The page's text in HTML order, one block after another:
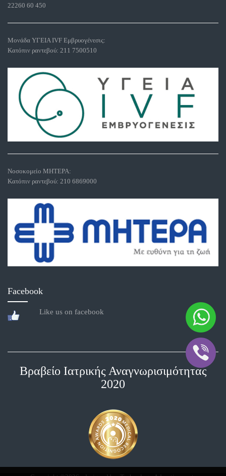
22260 60 450
Μονάδα ΥΓΕΙΑ IVF Εμβρυογένεσις:
Κατόπιν ραντεβού: 211 7500510
Νοσοκομείο ΜΗΤΕΡΑ:
Κατόπιν ραντεβού: 210 6869000
Facebook
Like us on facebook
Βραβείο Ιατρικής Αναγνωρισιμότητας
2020